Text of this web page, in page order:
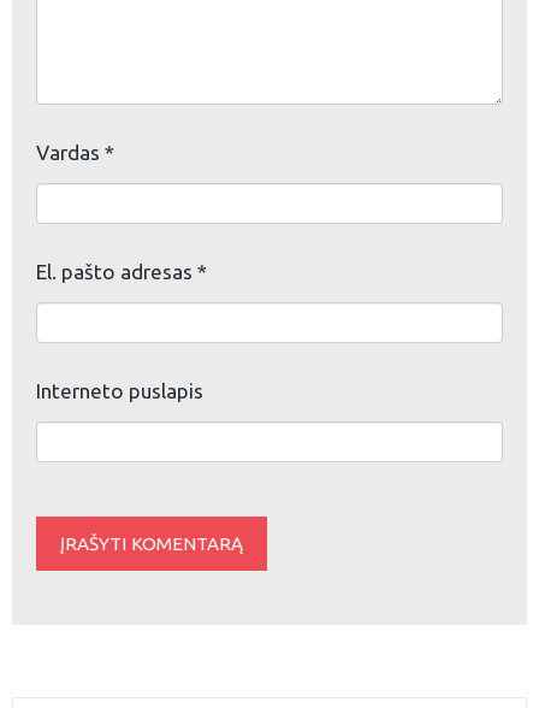
Vardas *
El. pašto adresas *
Interneto puslapis